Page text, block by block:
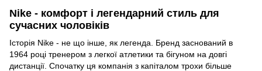
Nike - комфорт і легендарний стиль для
сучасних чоловіків
Історія Nike - не що інше, як легенда. Бренд заснований в
1964 році тренером з легкої атлетики та бігуном на довгі
дистанції. Спочатку ця компанія з капіталом трохи більше